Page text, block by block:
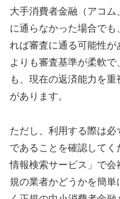
大手消費者金融（アコ
に通らなかった場合で
れば審査に通る可能性
よりも審査基準が柔軟
も、現在の返済能力を
があります。
ただし、利用する際は
であることを確認して
情報検索サービス」で
規の業者かどうかを簡